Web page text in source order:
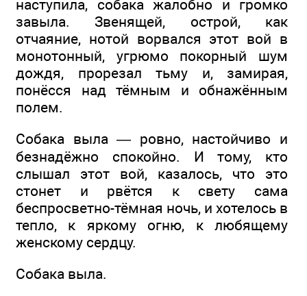
наступила, собака жалобно и громко
завыла. Звенящей, острой, как
отчаяние, нотой ворвался этот вой в
монотонный, угрюмо покорный шум
дождя, прорезал тьму и, замирая,
понёсся над тёмным и обнажённым
полем.
Собака выла — ровно, настойчиво и
безнадёжно спокойно. И тому, кто
слышал этот вой, казалось, что это
стонет и рвётся к свету сама
беспросветно-тёмная ночь, и хотелось в
тепло, к яркому огню, к любящему
женскому сердцу.
Собака выла.